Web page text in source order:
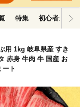
特集 初心者ガイド
用 1kg 岐阜県産 すき
赤身 牛肉 牛 国産 お
ート